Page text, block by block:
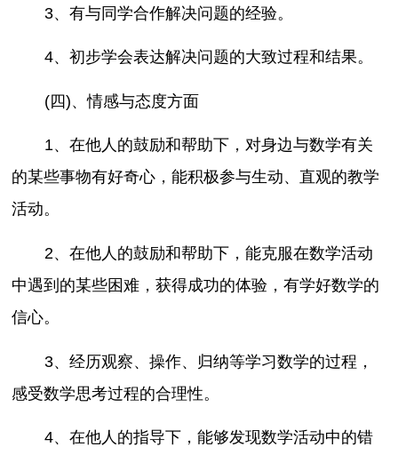
3、有与同学合作解决问题的经验。
4、初步学会表达解决问题的大致过程和结果。
(四)、情感与态度方面
1、在他人的鼓励和帮助下，对身边与数学有关
的某些事物有好奇心，能积极参与生动、直观的教学
活动。
2、在他人的鼓励和帮助下，能克服在数学活动
中遇到的某些困难，获得成功的体验，有学好数学的
信心。
3、经历观察、操作、归纳等学习数学的过程，
感受数学思考过程的合理性。
4、在他人的指导下，能够发现数学活动中的错